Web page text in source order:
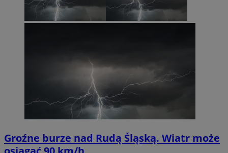
Groźne burze nad Rudą Śląską. Wiatr może